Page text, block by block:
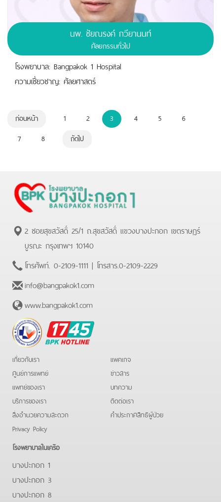
นพ. ชัยณรงค์ กวียานนท์
ศัลยกรรมทั่วไป
โรงพยาบาล: Bangpakok 1 Hospital
ความเชี่ยวชาญ: ศัลยศาสตร์
ก่อนหน้า 1 2 3 4 5
6
7
8 ถัดไป
2 ซอยสุขสวัสดิ์ 25/1 ถ.สุขสวัสดิ์ แขวงบางปะกอก เขตราษฏร์
บูรณะ กรุงเทพฯ 10140
โทรศัพท์. 0-2109-1111 | โทรสาร.0-2109-2229
info@bangpakok1.com
www.bangpakok1.com
BPK
Hotline
เกี่ยวกับเรา
ศูนย์การแพทย์
แพทย์ของเรา
บริการของเรา
สิ่งอำนวยความสะดวก
Privacy Policy
แพคเกจ
ข่าวสาร
บทความ
ติดต่อเรา
คําประกาศสิทธิผู้ป่วย
โรงพยาบาลในเครือ
บางปะกอก 1
บางปะกอก 3
บางปะกอก 8